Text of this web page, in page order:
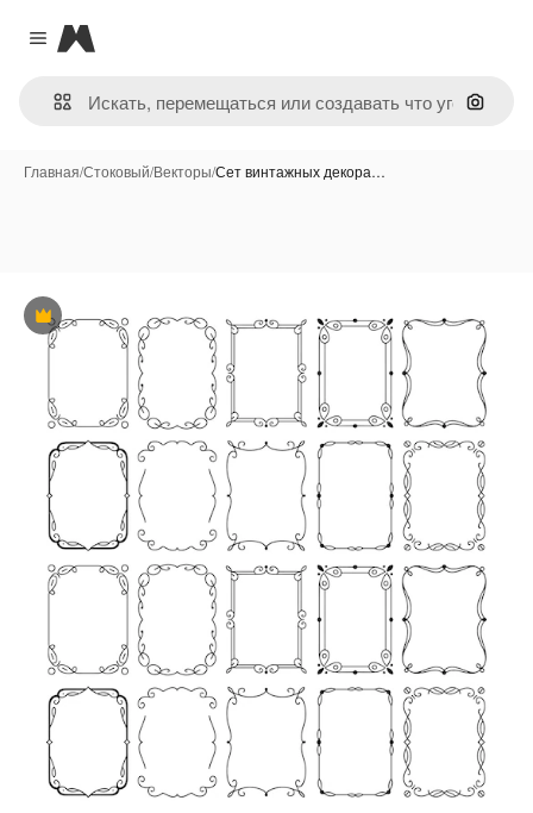
Close menu
Magnific
Поиск
Главная/Стоковый/Векторы/Сет винтажных декора…
Премиум